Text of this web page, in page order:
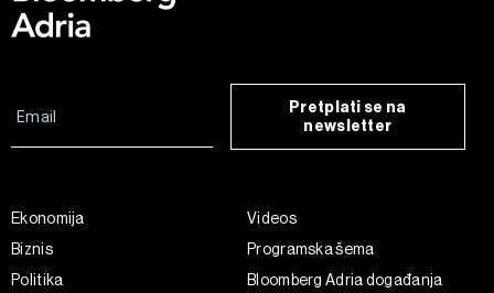
Pretplati se na
newsletter
Ekonomija
Biznis
Politika
Videos
Programska šema
Bloomberg Adria događanja